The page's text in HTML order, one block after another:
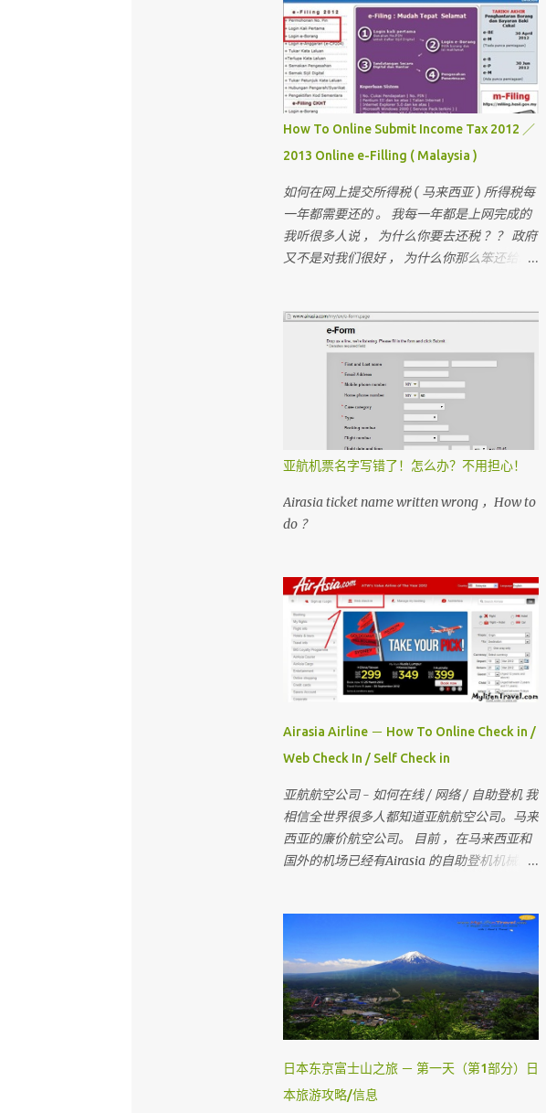
员”和说明关于曼谷的某些东西 我一直有带朋
友出国玩 （ 但我不是导游 ） 最多的一次是带
十六个人 。 这次是七个人 （ 包括我 ）
但。。。对我来说 ， 这次是最困难的一次 。
为什么？？？？ 看看相片先 。
How To Online Submit Income Tax 2012 ／
2013 Online e-Filling ( Malaysia )
如何在网上提交所得税 ( 马来西亚 ) 所得税每
一年都需要还的 。 我每一年都是上网完成的
我听很多人说 ， 为什么你要去还税 ？？ 政府
又不是对我们很好 ， 为什么你那么笨还给政
人是不是不能成功？ 我们孩子上学是免费的
， 去政府医院是不用付钱
亚航机票名字写错了！怎么办？不用担心！
Airasia ticket name written wrong ，How to
do ？
Airasia Airline － How To Online Check in /
Web Check In / Self Check in
亚航航空公司 - 如何在线 / 网络 / 自助登机 我
相信全世界很多人都知道亚航航空公司。马来
西亚的廉价航空公司。 目前 ，在马来西亚和
国外的机场已经有Airasia 的自助登机机械。
是要多给额外的手续费 。 所以 ， 记得在去机
场前在家里自己做自助登机 。 要怎样做？？
今天我就来教教大家 请记住，你可以在起飞
时间前四小时网上办理登机手续 。四小时后
，就需要到机场自助登机机械办理登机手续。
国内航班如吉隆坡，古晋，哥打京那巴鲁，柔
佛，槟城等等前，在1个小时前还可以网上办
理登机手续。 （ Airasia 会任何时刻会有变动
， 请上网检查 ） 首先，去 亚洲航空网站 。
日本东京富士山之旅 － 第一天（第1部分）日
本旅游攻略/信息